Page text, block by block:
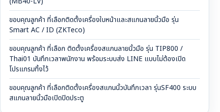
ขอบคุณลูกค้า ที่เลือกติดตั้งเครื่องใบหน้าและสแกนลายนิ้วมือ รุ่น
Smart AC / ID (ZKTeco)
ขอบคุณลูกค้า ที่เลือก ติดตั้งเครื่องสแกนลายนิ้วมือ รุ่น TIP800 /
Thai01 บันทึกเวลาพนักงาน พร้อมระบบส่ง LINE แบบไม่ต้องเปิด
โปรแกรมทิ้งไว้
ขอบคุณลูกค้า ที่เลือกติดตั้งเครื่องสแกนนิ้วบันทึกเวลา รุ่นSF400 ระบบ
สแกนลายนิ้วมือเปิดปิดประตู